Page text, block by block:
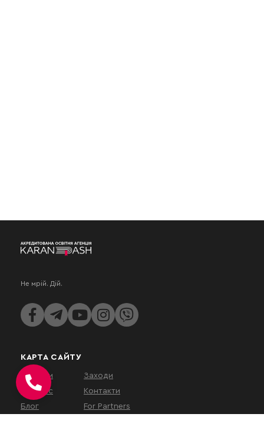
Не мрій. Дій.
КАРТА САЙТУ
Послуги
Про нас
Блог
Заходи
Контакти
For Partners